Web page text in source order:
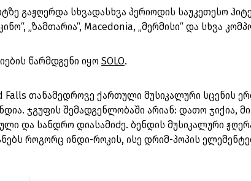
გაჟღერდა სხვადასხვა პერიოდის საუკეთესო
„ზამთარია“, Macedonia, „მერმისი“ და სხვა
წარმდგენი იყო SOLO.
Falls თანამედროვე ქართული მუსიკალური სცენის
ჯგუფის შემადგენლობაში არიან: დათო ჯიქია,
და სანდრო დიასამიძე. ბენდის მუსიკალური
როგორც ინდი-როკის, ისე დრიმ-პოპის